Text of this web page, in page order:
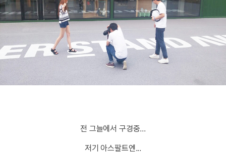
전 그늘에서 구경중...
저기 아스팔트엔...